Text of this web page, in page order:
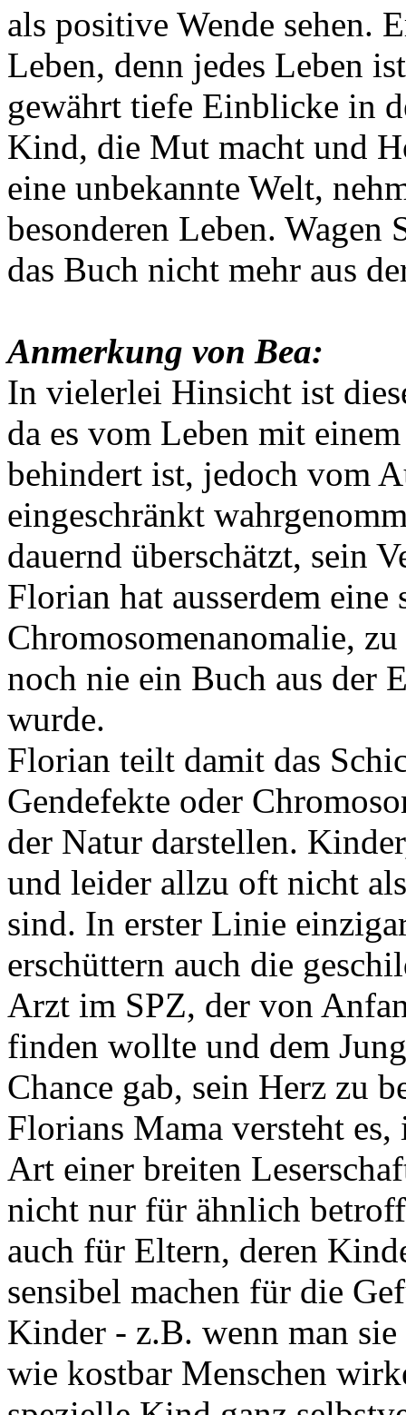
als positive Wende sehen.
Leben, denn jedes Leben
gewährt tiefe Einblicke in
Kind, die Mut macht und
eine unbekannte Welt,
besonderen Leben. Wagen
das Buch nicht mehr aus
Anmerkung von Bea:
In vielerlei Hinsicht ist
da es vom Leben mit
behindert ist, jedoch vom
eingeschränkt
dauernd überschätzt, sein
Florian hat ausserdem eine
Chromosomenanomalie,
noch nie ein Buch aus der
wurde.
Florian teilt damit das
Gendefekte oder
der Natur darstellen.
und leider allzu oft nicht
sind. In erster Linie
erschüttern auch die
Arzt im SPZ, der von
finden wollte und dem
Chance gab, sein Herz zu
Florians Mama versteht
Art einer breiten
nicht nur für ähnlich
auch für Eltern, deren
sensibel machen für die
Kinder - z.B. wenn man sie
wie kostbar Menschen